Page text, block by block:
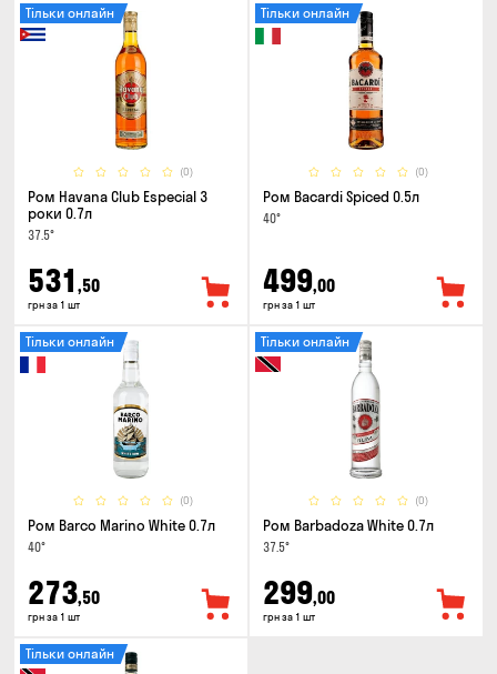
(0)
Тільки онлайн
Ром Havana Club Especial 3
роки 0.7л
37.5°
531 ,50
грн за 1 шт
(0)
Тільки онлайн
Ром Bacardi Spiced 0.5л
40°
499,00
грн за 1 шт
(0)
Тільки онлайн
Ром Barco Marino White 0.7л
40°
273,50
грн за 1 шт
(0)
Тільки онлайн
Ром Barbadoza White 0.7л
37.5°
299,00
грн за 1 шт
Тільки онлайн